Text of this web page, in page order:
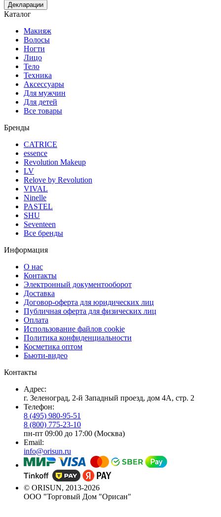
Декларации
Каталог
Макияж
Волосы
Ногти
Лицо
Тело
Техника
Аксессуары
Для мужчин
Для детей
Все товары
Бренды
CATRICE
essence
Revolution Makeup
LV
Relove by Revolution
VIVAL
Ninelle
PASTEL
SHU
Seventeen
Все бренды
Информация
О нас
Контакты
Электронный документооборот
Доставка
Договор-оферта для юридических лиц
Публичная оферта для физических лиц
Оплата
Использование файлов cookie
Политика конфиденциальности
Косметика оптом
Бьюти-видео
Контакты
Адрес:
г. Зеленоград, 2-й Западный проезд, дом 4А, стр. 2
Телефон:
8 (495) 980-95-51
8 (800) 775-23-10
пн-пт 09:00 до 17:00 (Москва)
Email:
info@orisun.ru
© ORISUN, 2013-2026
ООО "Торговый Дом "Орисан"